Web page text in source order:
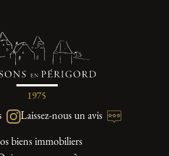
Laissez-nous un avis
biens immobiliers